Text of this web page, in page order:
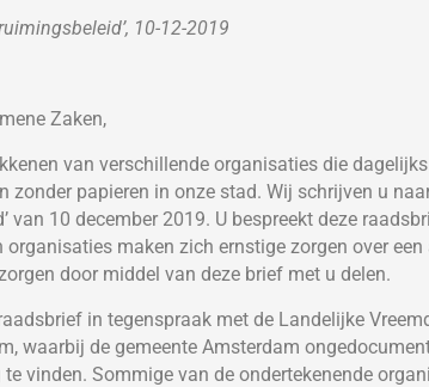
10-12-2019
Zaken,
van verschillende organisaties die
papieren in onze stad. Wij schrijven u
van 10 december 2019. U bespreekt deze
maken zich ernstige zorgen over
door middel van deze brief met u delen.
in tegenspraak met de Landelijke
waarbij de gemeente Amsterdam
vinden. Sommige van de ondertekenende